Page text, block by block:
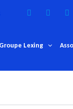
Groupe Lexing